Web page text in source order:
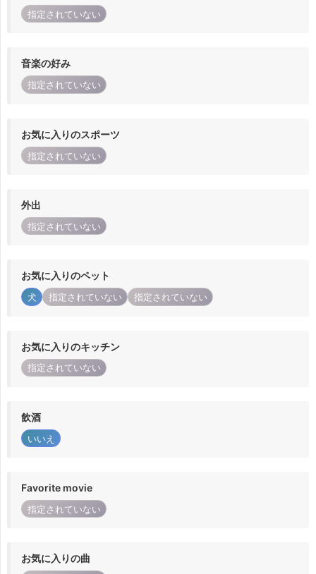
指定されていない
音楽の好み
指定されていない
お気に入りのスポーツ
指定されていない
外出
指定されていない
お気に入りのペット
犬 指定されていない 指定されていない
お気に入りのキッチン
指定されていない
飲酒
いいえ
Favorite movie
指定されていない
お気に入りの曲